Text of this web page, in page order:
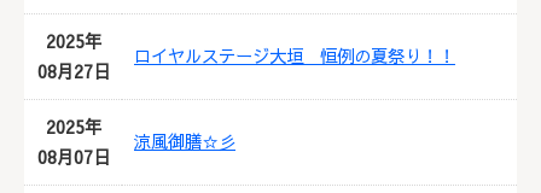
2025年
08月27日
ロイヤルステージ大垣 恒例の夏祭り！！
2025年
08月07日
涼風御膳☆彡